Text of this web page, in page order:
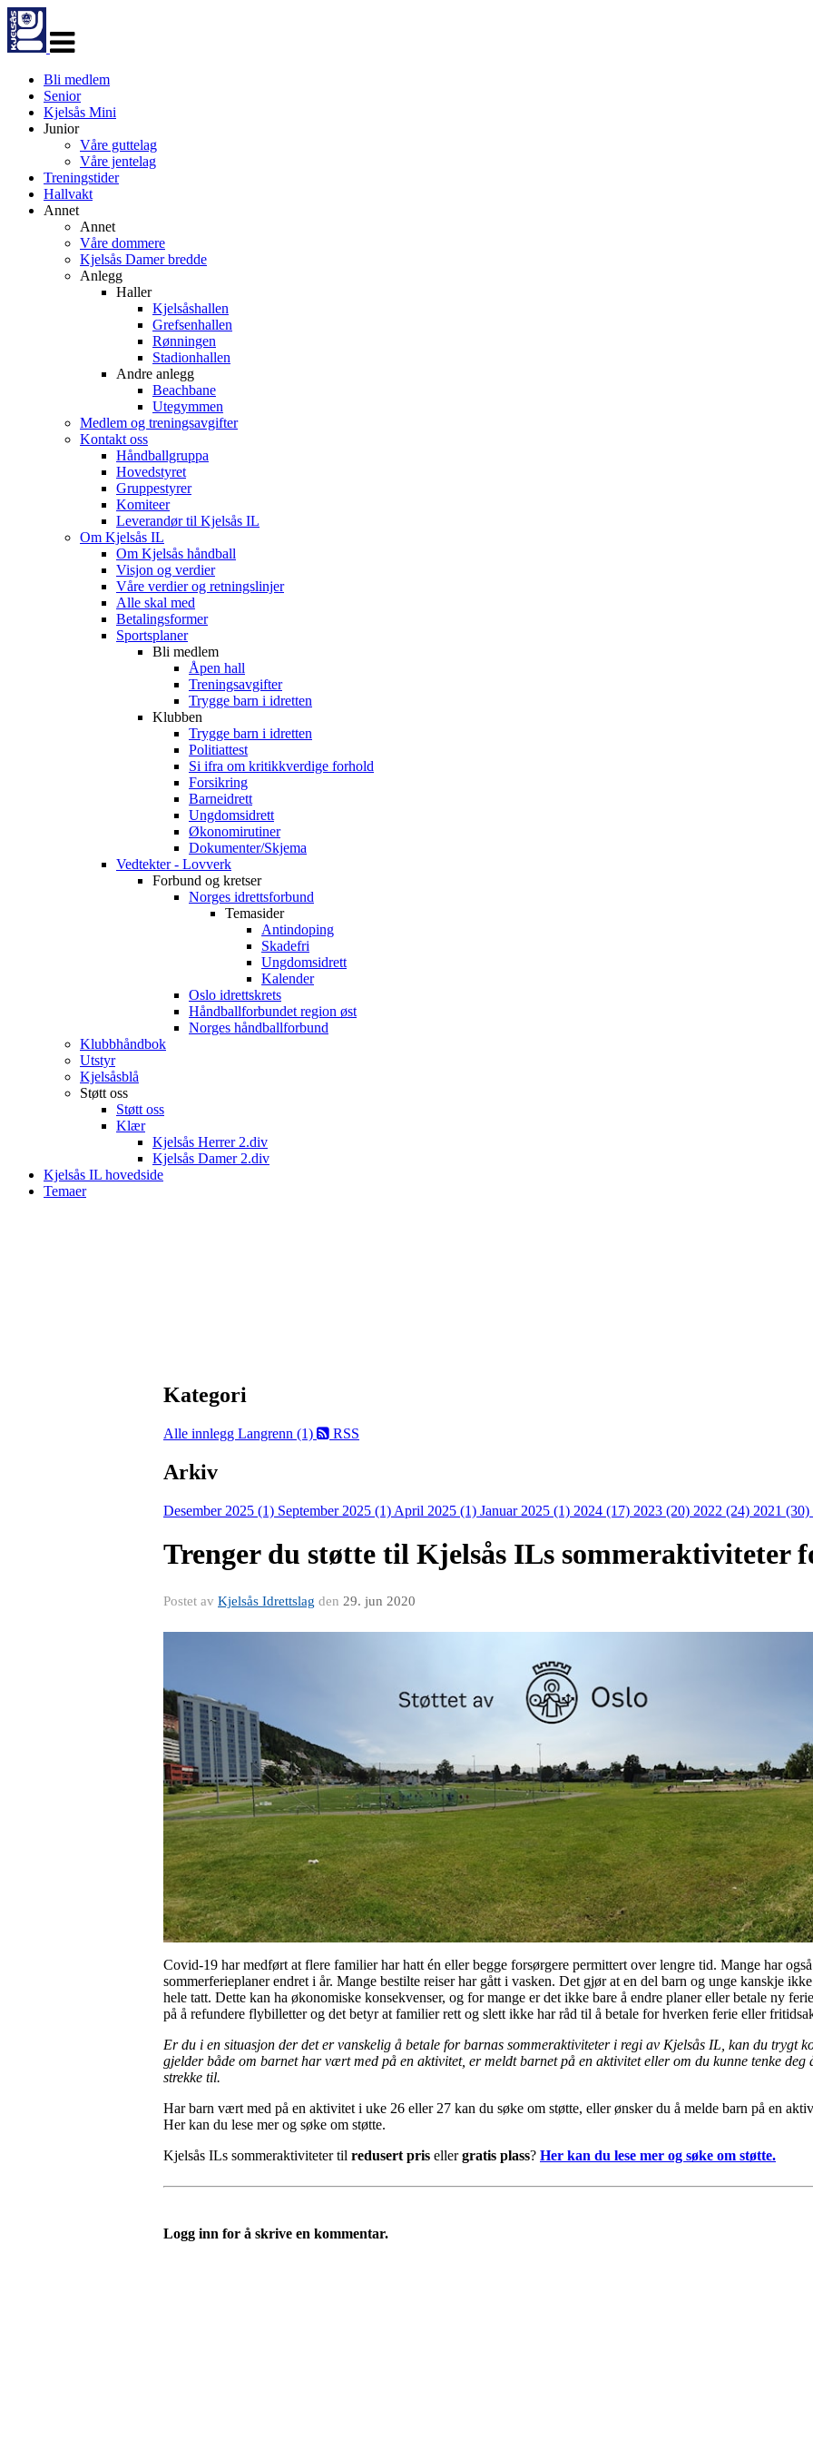
navigasjon
Bli medlem
Senior
Kjelsås Mini
Junior
Våre guttelag
Våre jentelag
Treningstider
Hallvakt
Annet
Annet
Våre dommere
Kjelsås Damer bredde
Anlegg
Haller
Kjelsåshallen
Grefsenhallen
Rønningen
Stadionhallen
Andre anlegg
Beachbane
Utegymmen
Medlem og treningsavgifter
Kontakt oss
Håndballgruppa
Hovedstyret
Gruppestyrer
Komiteer
Leverandør til Kjelsås IL
Om Kjelsås IL
Om Kjelsås håndball
Visjon og verdier
Våre verdier og retningslinjer
Alle skal med
Betalingsformer
Sportsplaner
Bli medlem
Åpen hall
Treningsavgifter
Trygge barn i idretten
Klubben
Trygge barn i idretten
Politiattest
Si ifra om kritikkverdige forhold
Forsikring
Barneidrett
Ungdomsidrett
Økonomirutiner
Dokumenter/Skjema
Vedtekter - Lovverk
Forbund og kretser
Norges idrettsforbund
Temasider
Antindoping
Skadefri
Ungdomsidrett
Kalender
Oslo idrettskrets
Håndballforbundet region øst
Norges håndballforbund
Klubbhåndbok
Utstyr
Kjelsåsblå
Støtt oss
Støtt oss
Klær
Kjelsås Herrer 2.div
Kjelsås Damer 2.div
Kjelsås IL hovedside
Temaer
Kategori
Alle innlegg Langrenn (1) RSS
Arkiv
Desember 2025 (1) September 2025 (1) April 2025 (1) Januar 2025 (1) 2024 (17) 2023 (20) 2022 (24) 2021 (30)
Trenger du støtte til Kjelsås ILs sommeraktiviteter
Postet av Kjelsås Idrettslag den 29. jun 2020
Covid-19 har medført at flere familier har hatt én eller begge forsørgere permittert over lengre tid. Mange har
sommerferieplaner endret i år. Mange bestilte reiser har gått i vasken. Det gjør at en del barn og unge kanskje
hele tatt. Dette kan ha økonomiske konsekvenser, og for mange er det ikke bare å endre planer eller betale ny
på å refundere flybilletter og det betyr at familier rett og slett ikke har råd til å betale for hverken ferie eller
Er du i en situasjon der det er vanskelig å betale for barnas sommeraktiviteter i regi av Kjelsås IL, kan du trygt
gjelder både om barnet har vært med på en aktivitet, er meldt barnet på en aktivitet eller om du kunne tenke
strekke til.
Har barn vært med på en aktivitet i uke 26 eller 27 kan du søke om støtte, eller ønsker du å melde barn på en
Her kan du lese mer og søke om støtte.
Kjelsås ILs sommeraktiviteter til redusert pris ellergratis plass? Her kan du lese mer og søke om støtte.
Logg inn for å skrive en kommentar.